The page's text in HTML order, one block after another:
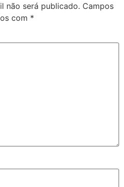
não será publicado. Campos
com *